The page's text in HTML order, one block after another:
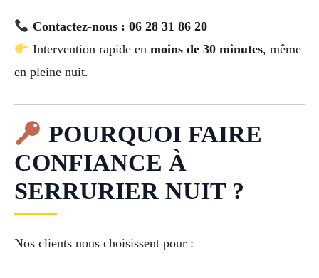
Contactez-nous : 06 28 31 86 20
Intervention rapide en moins de 30 minutes, même
en pleine nuit.
POURQUOI FAIRE
CONFIANCE À
SERRURIER NUIT ?
Nos clients nous choisissent pour :